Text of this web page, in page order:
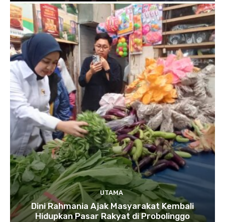
UTAMA
Dini Rahmania Ajak Masyarakat Kembali
Hidupkan Pasar Rakyat di Probolinggo